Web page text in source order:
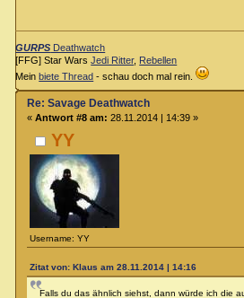
GURPS Deathwatch
[FFG] Star WarsJedi Ritter, Rebellen
Meinbiete Thread - schau doch mal rein.
YY
Username: YY
Re: Savage Deathwatch
« Antwort #8 am: 28.11.2014 | 14:39 »
Zitat von: Klaus am 28.11.2014 | 14:16
Falls du das ähnlich siehst, dann würde ich die